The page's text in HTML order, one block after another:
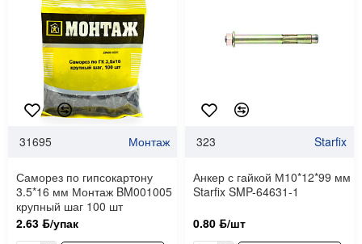
31695 Монтаж
Саморез по гипсокартону
3.5*16 мм Монтаж BM001005
крупный шаг 100 шт
2.63 ƃ/упак
323 Starfix
Анкер с гайкой М10*12*99 мм
Starfix SMP-64631-1
0.80 ƃ/шт